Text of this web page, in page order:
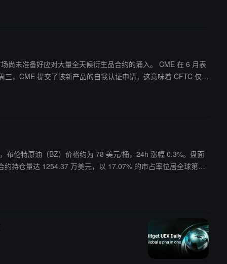
对大量全天候衍生品合约的涌入。 CME 在 6 月表
，CME 提交了该新产品的自我认证申请，这意味着 CFTC 仅有
布伦特原油（BZ）价格约为 78 美元/桶，24h 涨幅 0.3%。盘面